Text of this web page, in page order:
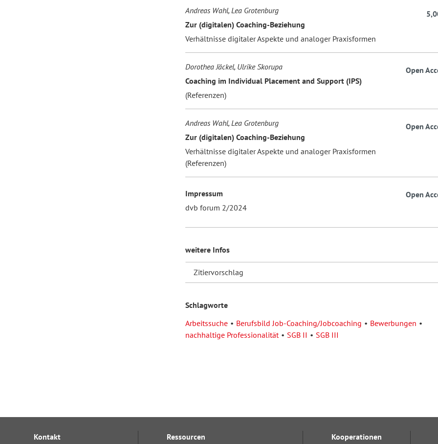
Andreas Wahl, Lea Grotenburg
Zur (digitalen) Coaching-Beziehung
Verhältnisse digitaler Aspekte und analoger Praxisformen
Dorothea Jäckel, Ulrike Skorupa
Coaching im Individual Placement and Support (IPS)
(Referenzen)
Open
Andreas Wahl, Lea Grotenburg
Zur (digitalen) Coaching-Beziehung
Verhältnisse digitaler Aspekte und analoger Praxisformen
(Referenzen)
Open
Impressum
dvb forum 2/2024
Open
weitere Infos
Zitiervorschlag
Schlagworte
Arbeitssuche
Berufsbild Job-Coaching/Jobcoaching
Bewerbungen
nachhaltige Professionalität
SGB II SGB III
Kontakt Ressourcen Kooperationen